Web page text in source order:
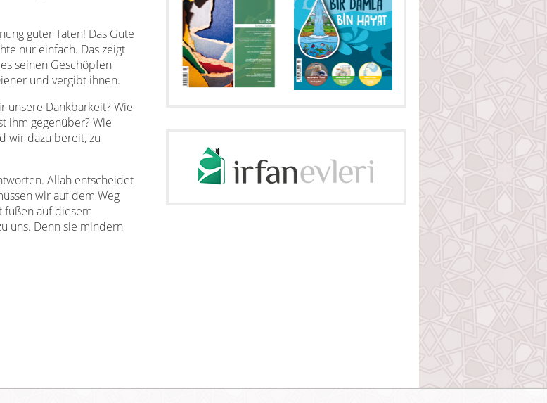
guter Taten! Das Gute
nur einfach. Das zeigt
seinen Geschöpfen
und vergibt ihnen.
unsere Dankbarkeit? Wie
ihm gegenüber? Wie
wir dazu bereit, zu
Allah entscheidet
wir auf dem Weg
fußen auf diesem
uns. Denn sie mindern